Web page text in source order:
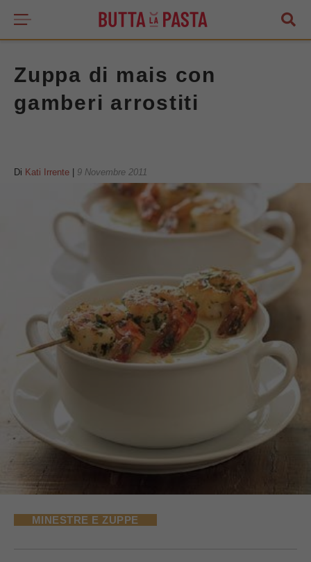
Zuppa di mais con
gamberi arrostiti
Di Kati Irrente 9 Novembre 2011
MINESTRE E ZUPPE